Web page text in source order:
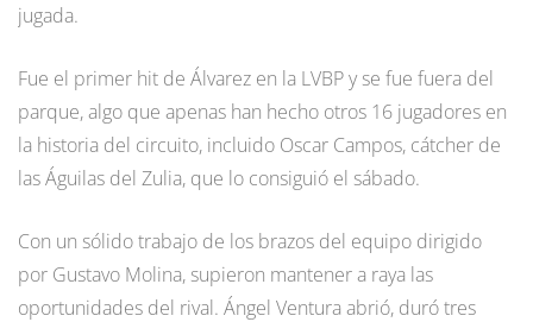
jugada.
Fue el primer hit de Álvarez en la LVBP y se fue fuera del
parque, algo que apenas han hecho otros 16 jugadores en
la historia del circuito, incluido Oscar Campos, cátcher de
las Águilas del Zulia, que lo consiguió el sábado.
Con un sólido trabajo de los brazos del equipo dirigido
por Gustavo Molina, supieron mantener a raya las
oportunidades del rival. Ángel Ventura abrió, duró tres